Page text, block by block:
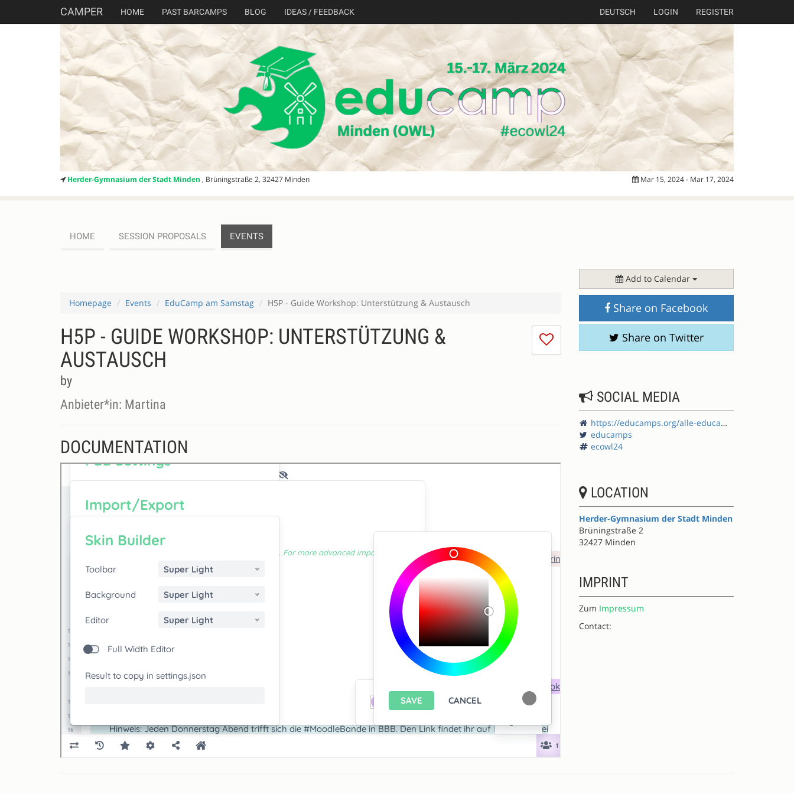
CAMPER HOME PAST BARCAMPS BLOG IDEAS / FEEDBACK DEUTSCH LOGIN REGISTER
Herder-Gymnasium der Stadt Minden , Brüningstraße 2, 32427 Minden Mar 15, 2024 - Mar 17, 2024
HOME SESSION PROPOSALS EVENTS
Homepage Events EduCamp am Samstag H5P - Guide Workshop: Unterstützung & Austausch
I
don't
session
H5P - GUIDE WORKSHOP: UNTERSTÜTZUNG &
AUSTAUSCH
by
Anbieter*in: Martina
DOCUMENTATION
Add to Calendar
Share on Facebook
Share on Twitter
SOCIAL MEDIA
https://educamps.org/alle-educamps/ecowl24/
educamps
ecowl24
LOCATION
Herder-Gymnasium der Stadt Minden
Brüningstraße 2
32427 Minden
IMPRINT
Zum Impressum
Contact: